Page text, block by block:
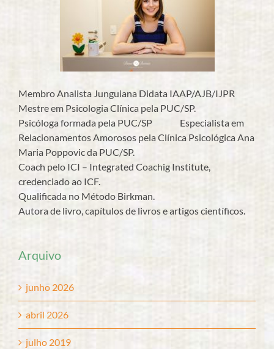
Membro Analista Junguiana Didata IAAP/AJB/IJPR
Mestre em Psicologia Clínica pela PUC/SP.
Psicóloga formada pela PUC/SP Especialista em
Relacionamentos Amorosos pela Clínica Psicológica Ana
Maria Poppovic da PUC/SP.
Coach pelo ICI – Integrated Coachig Institute,
credenciado ao ICF.
Qualificada no Método Birkman.
Autora de livro, capítulos de livros e artigos científicos.
Arquivo
junho 2026
abril 2026
julho 2019